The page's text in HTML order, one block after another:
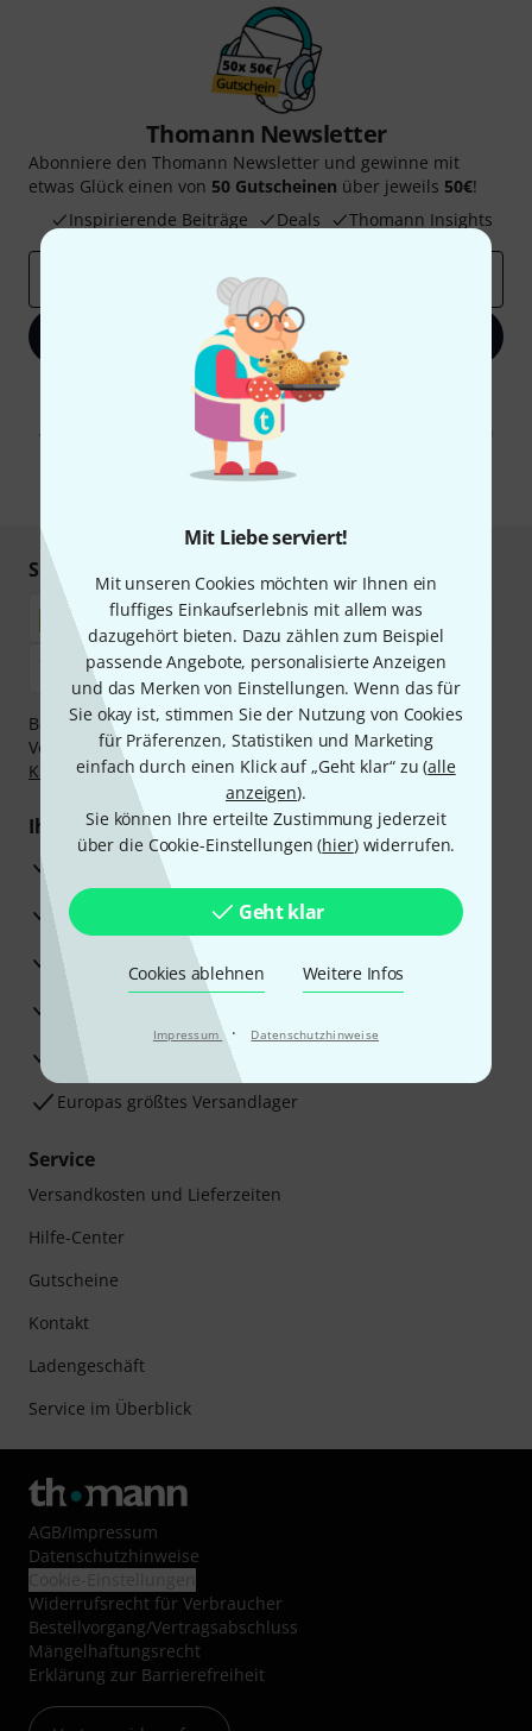
Mit Liebe serviert!
Mit unseren Cookies möchten wir Ihnen ein
fluffiges Einkaufserlebnis mit allem was
dazugehört bieten. Dazu zählen zum Beispiel
passende Angebote, personalisierte Anzeigen
und das Merken von Einstellungen. Wenn das für
Sie okay ist, stimmen Sie der Nutzung von Cookies
für Präferenzen, Statistiken und Marketing
einfach durch einen Klick auf „Geht klar“ zu (alle
anzeigen).
Sie können Ihre erteilte Zustimmung jederzeit
über die Cookie-Einstellungen (hier) widerrufen.
Geht klar
Cookies ablehnen Weitere Infos
Impressum · Datenschutzhinweise
Thomann Newsletter
Abonniere den Thomann Newsletter und gewinne mit
etwas Glück einen von 50 Gutscheinen über jeweils 50€!
Inspirierende Beiträge
Deals Thomann Insights
Jetzt anmelden
Mit Klick auf „Jetzt anmelden“ stimmen Sie dem Erhalt von E-Mail-
Werbung und einer Messung des E-Mail-Nutzungsverhaltens zu. Die
Abmeldung ist jederzeit möglich. Weitere Informationen finden Sie in
unserenDatenschutzhinweisen
* Pflichtfeld
Sicher einkaufen & bezahlen
Bezahlen Sie vertraulich und sicher per Nachnahme,
Vorkasse, PayPal, Amazon Pay,Klarna Sofort bezahlen
Klarna Ratenzahlungoder Kreditkarte.
Ihre Vorteile
3 Jahre Thomann Garantie
30 Tage Money-Back-Garantie
Beratung durch Fachexperten
Zufriedenheitsgarantie
Europas größtes Versandlager
Service
Versandkosten und Lieferzeiten
Hilfe-Center
Gutscheine
Kontakt
Ladengeschäft
Service im Überblick
AGB/Impressum
Datenschutzhinweise
Widerrufsrecht für Verbraucher
Bestellvorgang/Vertragsabschluss
Mängelhaftungsrecht
Erklärung zur Barrierefreiheit